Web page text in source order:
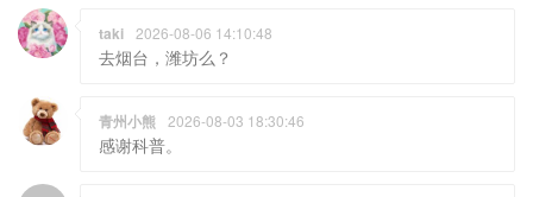
taki 2026-08-06 14:10:48
去烟台，潍坊么？
青州小熊 2026-08-03 18:30:46
感谢科普。